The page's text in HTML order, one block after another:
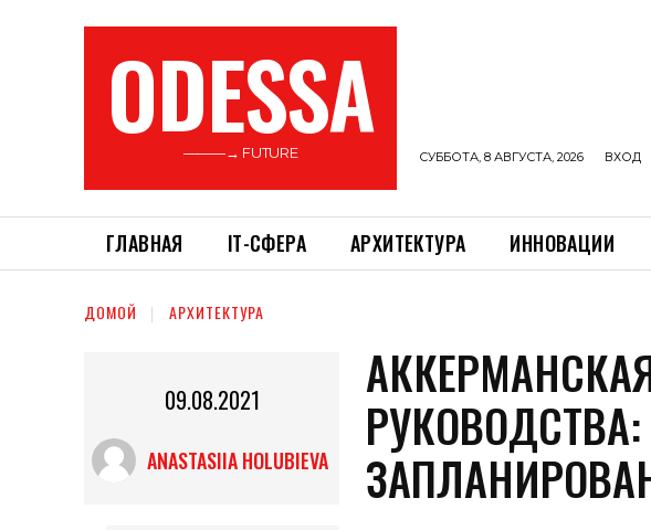
ODESSA
———→ FUTURE СУББОТА, 8 АВГУСТА, 2026 ВХОД
ГЛАВНАЯ ІТ-СФЕРА АРХИТЕКТУРА ИННОВАЦИИ
ДОМОЙ АРХИТЕКТУРА
09.08.2021
ANASTASIIA HOLUBIEVA